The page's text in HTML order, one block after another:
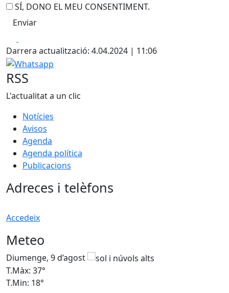
SÍ, DONO EL MEU CONSENTIMENT.
Darrera actualització: 4.04.2024 | 11:06
Whatsapp
RSS
L'actualitat a un clic
Notícies
Avisos
Agenda
Agenda política
Publicacions
Adreces i telèfons
Accedeix
Meteo
Diumenge, 9 d’agost
T.Màx: 37°
T.Min: 18°